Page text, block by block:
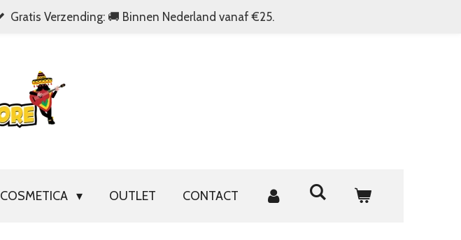
Gratis Verzending: 🚚 Binnen Nederland vanaf €25.
COSMETICA OUTLET CONTACT